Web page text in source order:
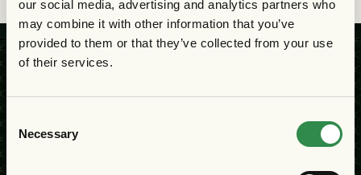
our social media, advertising and analytics partners who
may combine it with other information that you’ve
provided to them or that they’ve collected from your use
of their services.
Selection
Necessary